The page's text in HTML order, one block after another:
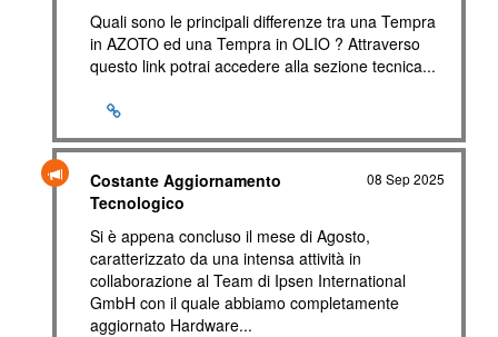
Quali sono le principali differenze tra una Tempra
in AZOTO ed una Tempra in OLIO ? Attraverso
questo link potrai accedere alla sezione tecnica...
08 Sep 2025
Costante Aggiornamento
Tecnologico
Si è appena concluso il mese di Agosto,
caratterizzato da una intensa attività in
collaborazione al Team di Ipsen International
GmbH con il quale abbiamo completamente
aggiornato Hardware...